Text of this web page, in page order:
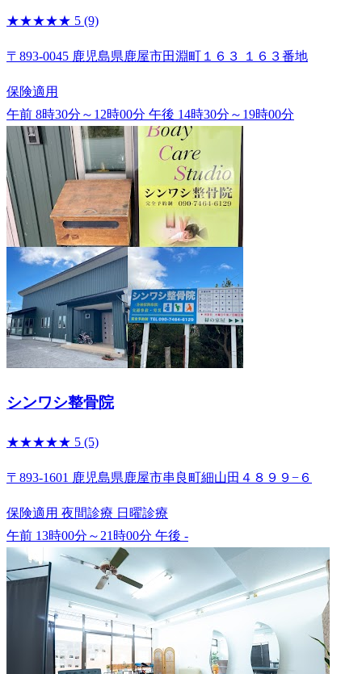
★★★★★ 5 (9)
〒893-0045 鹿児島県鹿屋市田淵町１６３ １６３番地
保険適用
午前 8時30分～12時00分 午後 14時30分～19時00分
シンワシ整骨院
★★★★★ 5 (5)
〒893-1601 鹿児島県鹿屋市串良町細山田４８９９−６
保険適用 夜間診療 日曜診療
午前 13時00分～21時00分 午後 -